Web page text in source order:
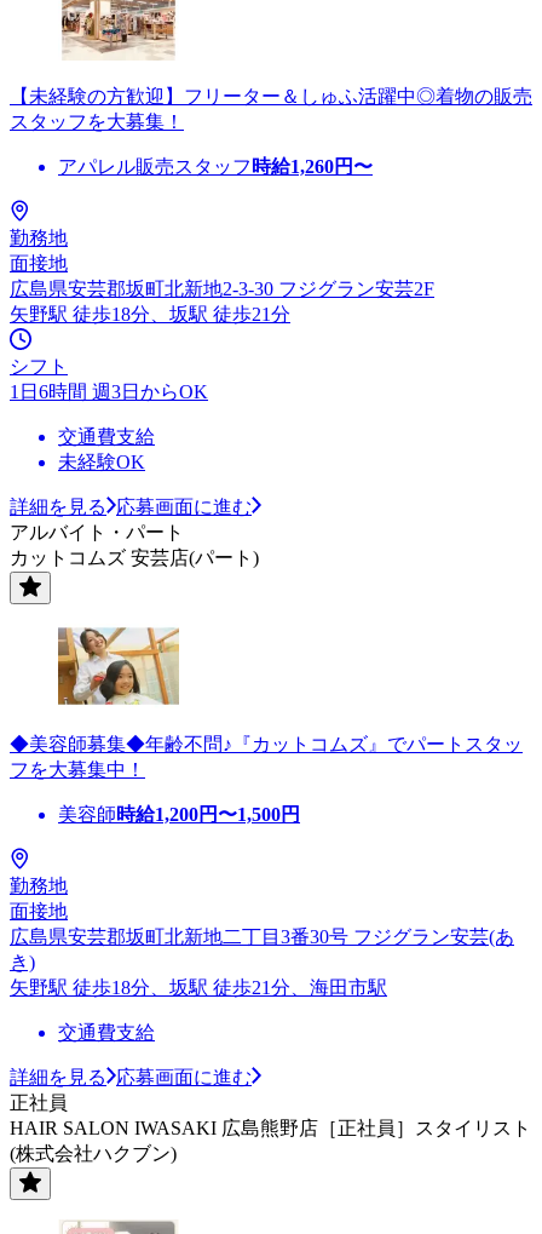
【未経験の方歓迎】フリーター＆しゅふ活躍中◎着物の販売
スタッフを大募集！
アパレル販売スタッフ 時給1,260円〜
勤務地
面接地
広島県安芸郡坂町北新地2-3-30 フジグラン安芸2F
矢野駅 徒歩18分、坂駅 徒歩21分
シフト
1日6時間 週3日からOK
交通費支給
未経験OK
詳細を見る
応募画面に進む
アルバイト・パート
カットコムズ 安芸店(パート)
◆美容師募集◆年齢不問♪『カットコムズ』でパートスタッ
フを大募集中！
美容師時給1,200円〜1,500円
勤務地
面接地
広島県安芸郡坂町北新地二丁目3番30号 フジグラン安芸(あ
き)
矢野駅 徒歩18分、坂駅 徒歩21分、海田市駅
交通費支給
詳細を見る
応募画面に進む
正社員
HAIR SALON IWASAKI 広島熊野店［正社員］スタイリスト
(株式会社ハクブン)